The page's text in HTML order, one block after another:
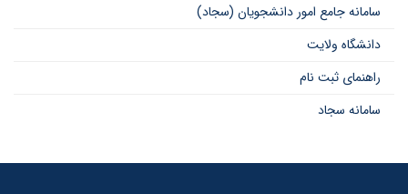
سامانه جامع امور دانشجویان (سجاد)
دانشگاه ولایت
راهنمای ثبت نام
سامانه سجاد